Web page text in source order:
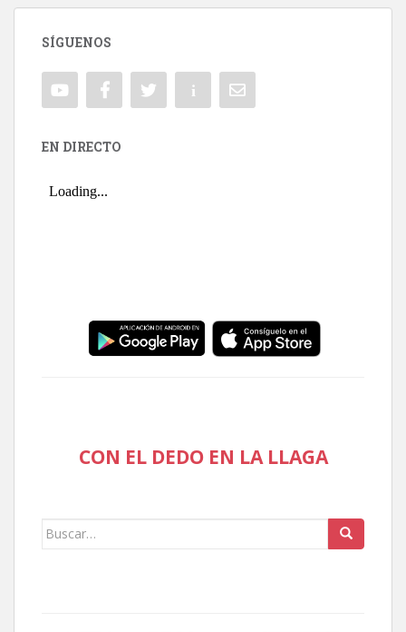
SÍGUENOS
EN DIRECTO
CON EL DEDO EN LA LLAGA
Buscar: